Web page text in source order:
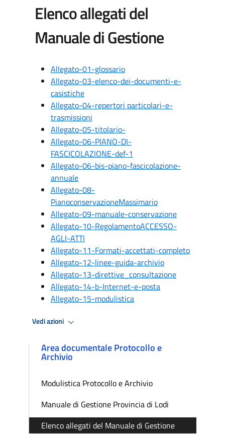
Elenco allegati del
Manuale di Gestione
Allegato-01-glossario
Allegato-03-elenco-dei-documenti-e-
casistiche
Allegato-04-repertori particolari-e-
trasmissioni
Allegato-05-titolario-
Allegato-06-PIANO-DI-
FASCICOLAZIONE-def-1
Allegato-06-bis-piano-fascicolazione-
annuale
Allegato-08-
PianoconservazioneMassimario
Allegato-09-manuale-conservazione
Allegato-10-RegolamentoACCESSO-
AGLI-ATTI
Allegato-11-Formati-accettati-completo
Allegato-12-linee-guida-archivio
Allegato-13-direttive_consultazione
Allegato-14-b-Internet-e-posta
Allegato-15-modulistica
Vedi azioni
Area documentale Protocollo e
Archivio
Modulistica Protocollo e Archivio
Manuale di Gestione Provincia di Lodi
Elenco allegati del Manuale di Gestione